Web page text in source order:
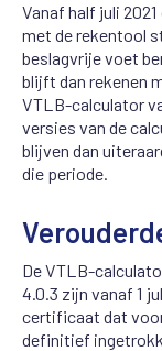
Vanaf half juli
met de rekentool
beslagvrije voet
blijft dan rekenen
VTLB-calculator
versies van de
blijven dan
die periode.
De VTLB-
4.0.3 zijn vanaf 1
certificaat dat
definitief